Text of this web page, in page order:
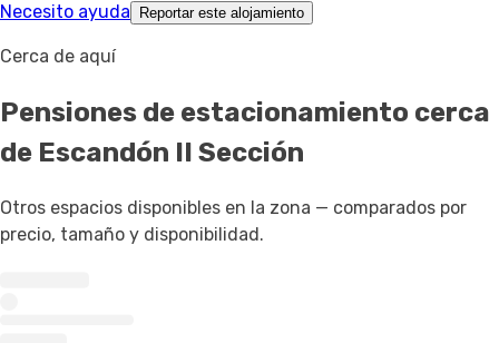
Necesito ayuda Reportar este alojamiento
Cerca de aquí
Pensiones de estacionamiento cerca
de Escandón II Sección
Otros espacios disponibles en la zona — comparados por
precio, tamaño y disponibilidad.